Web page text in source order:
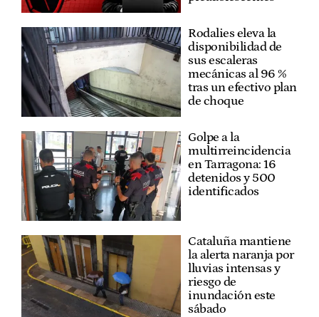
Rodalies eleva la
disponibilidad de
sus escaleras
mecánicas al 96 %
tras un efectivo plan
de choque
Golpe a la
multirreincidencia
en Tarragona: 16
detenidos y 500
identificados
Cataluña mantiene
la alerta naranja por
lluvias intensas y
riesgo de
inundación este
sábado